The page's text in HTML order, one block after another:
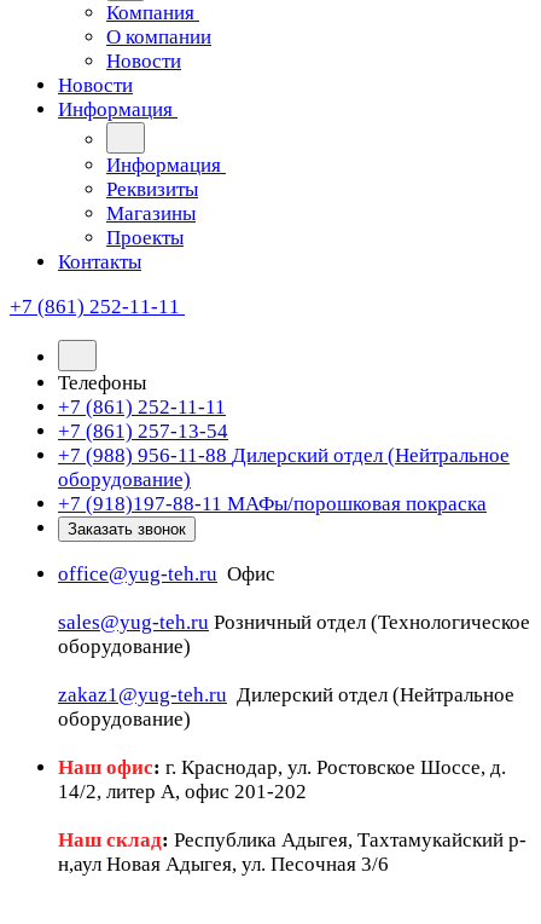
Компания
О компании
Новости
Новости
Информация
Информация
Реквизиты
Магазины
Проекты
Контакты
+7 (861) 252-11-11
Телефоны
+7 (861) 252-11-11
+7 (861) 257-13-54
+7 (988) 956-11-88 Дилерский отдел (Нейтральное
оборудование)
+7 (918)197-88-11 МАФы/порошковая покраска
Заказать звонок
office@yug-teh.ru Офис
sales@yug-teh.ru Розничный отдел (Технологическое
оборудование)
zakaz1@yug-teh.ru Дилерский отдел (Нейтральное
оборудование)
Наш офис: г. Краснодар, ул. Ростовское Шоссе, д.
14/2, литер А, офис 201-202
Наш склад: Республика Адыгея, Тахтамукайский р-
н,аул Новая Адыгея, ул. Песочная 3/6